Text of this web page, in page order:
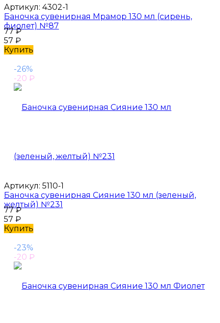
Артикул: 4302-1
Баночка сувенирная Мрамор 130 мл (сирень,
фиолет) №87
77₽
57 ₽
Купить
-26%
-20 ₽
Артикул: 5110-1
Баночка сувенирная Сияние 130 мл (зеленый,
желтый) №231
77₽
57 ₽
Купить
-23%
-20 ₽